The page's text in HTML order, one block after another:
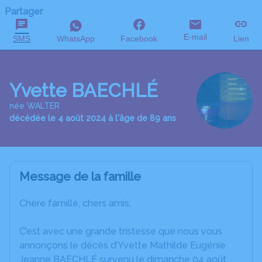
Partager
SMS WhatsApp Facebook E-mail Lien
Yvette BAECHLÉ
née WALTER
décédée le 4 août 2024 à l'âge de 89 ans
Message de la famille
Chère famille, chers amis,
C’est avec une grande tristesse que nous vous
annonçons le décès d’Yvette Mathilde Eugénie
Jeanne BAECHLÉ survenu le dimanche 04 août